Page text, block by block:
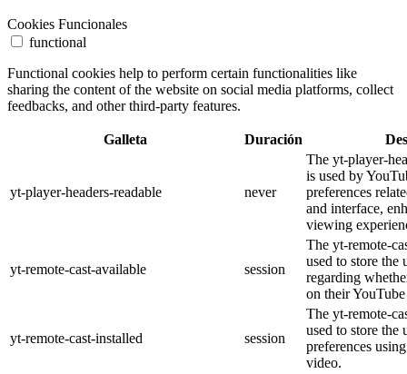
Cookies Funcionales
functional
Functional cookies help to perform certain functionalities like
sharing the content of the website on social media platforms, collect
feedbacks, and other third-party features.
Galleta Duración
yt-player-headers-readable never
The yt-player-
is used by
preferences
and interface,
viewing
yt-remote-cast-available session
The yt-remote-
used to store the
regarding
on their
yt-remote-cast-installed session
The yt-remote-
used to store the
preferences
video.